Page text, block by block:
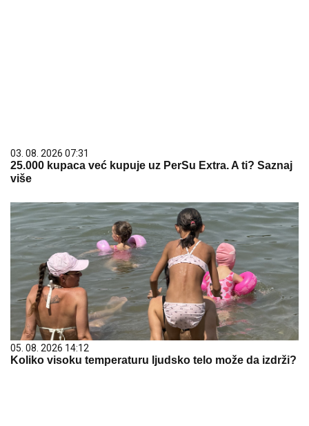
03. 08. 2026 07:31
25.000 kupaca već kupuje uz PerSu Extra. A ti? Saznaj
više
05. 08. 2026 14:12
Koliko visoku temperaturu ljudsko telo može da izdrži?